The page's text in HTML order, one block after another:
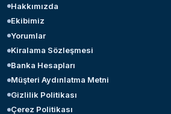
Hakkımızda
Ekibimiz
Yorumlar
Kiralama Sözleşmesi
Banka Hesapları
Müşteri Aydınlatma Metni
Gizlilik Politikası
Çerez Politikası